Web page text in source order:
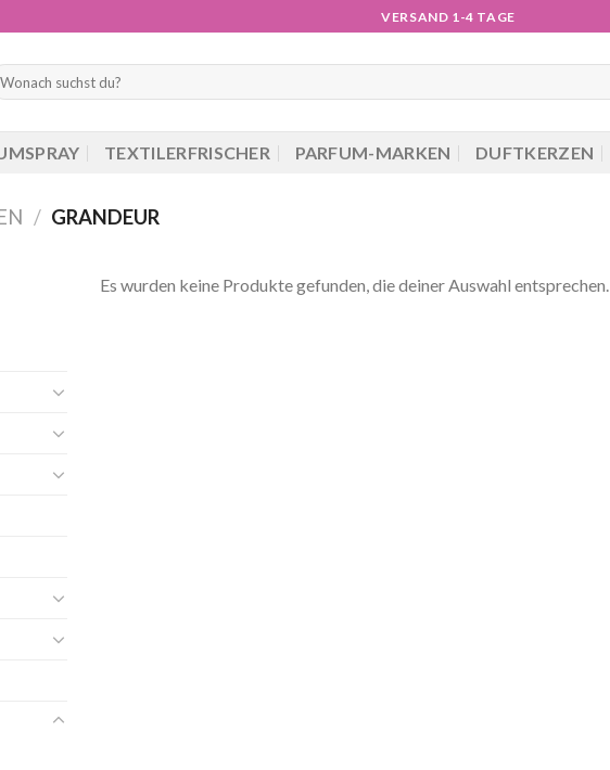
VERSAND 1-4 TAGE
TEXTILERFRISCHER PARFUM-MARKEN DUFTKERZEN
/ GRANDEUR
Es wurden keine Produkte gefunden, die deiner Auswahl entsprechen.